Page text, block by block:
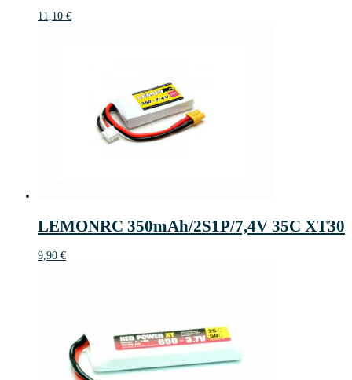
11,10 €
LEMONRC 350mAh/2S1P/7,4V 35C XT30
9,90 €